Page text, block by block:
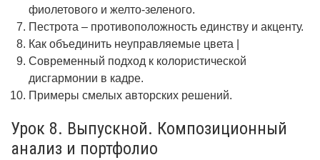
фиолетового и желто-зеленого.
Пестрота – противоположность единству и акценту.
Как объединить неуправляемые цвета |
Современный подход к колористической
дисгармонии в кадре.
Примеры смелых авторских решений.
Урок 8. Выпускной. Композиционный
анализ и портфолио